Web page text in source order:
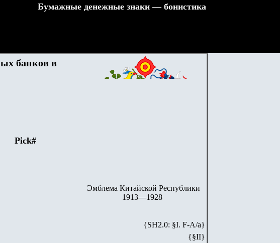
Бумажные денежные знаки — бонистика
банков в
Pick#
Эмблема Китайской Республики
1913—1928
{SH2.0: §I. F-А/а}
{§II}